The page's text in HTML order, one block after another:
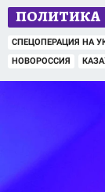
ПОЛИТИКА
СПЕЦОПЕРАЦИЯ НА
НОВОРОССИЯ